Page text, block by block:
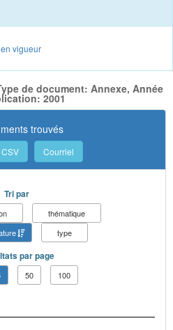
vigueur
de document: Annexe, Année
2001
trouvés
CSV Courriel
Tri par
thématique
type
par page
50 100